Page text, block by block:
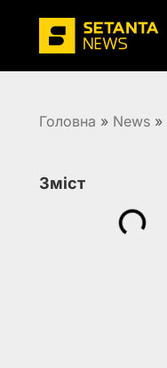
Головна » News »
Зміст